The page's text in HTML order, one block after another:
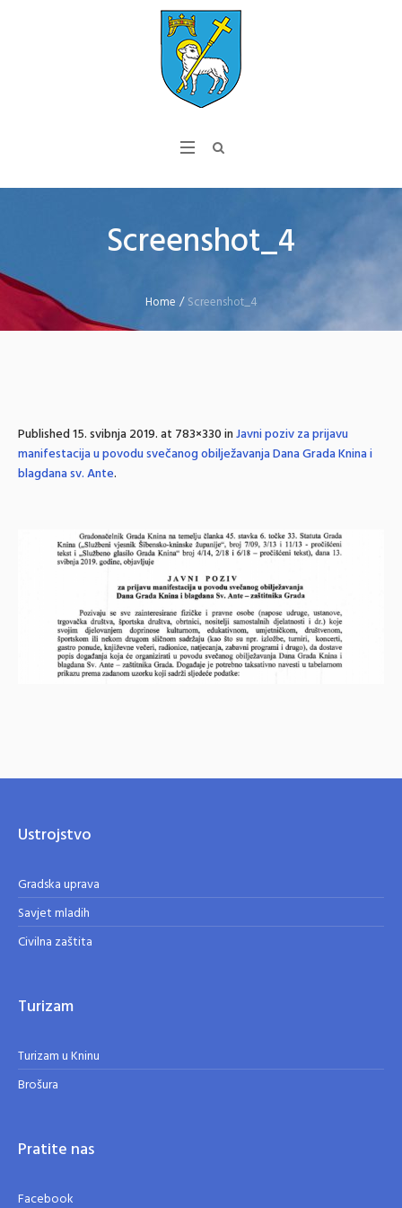
Screenshot_4
Home /Screenshot_4
Published15. svibnja 2019.at 783×330 inJavni poziv za prijavu
manifestacija u povodu svečanog obilježavanja Dana Grada Knina i
blagdana sv. Ante.
Ustrojstvo
Gradska uprava
Savjet mladih
Civilna zaštita
Turizam
Turizam u Kninu
Brošura
Pratite nas
Facebook